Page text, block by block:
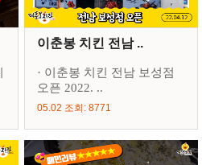
이춘봉 치킨 전남 ..
· 이춘봉 치킨 전남 보성점
오픈 2022. ..
05.02 조회: 8771